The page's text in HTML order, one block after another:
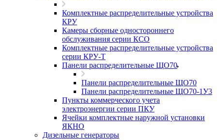
Комплектные распределительные устройства
КРУ
Камеры сборные одностороннего
обслуживания серии КСО
Комплектные распределительные устройства
серии КРУ-Т
Панели распределительные ЩО70
Панели распределительные ЩО70
Панели распределительные ЩО70-1У3
Пункты коммерческого учета
электроэнергии серии ПКУ
Ячейки комплектные наружной установки
ЯКНО
Дизельные генераторы